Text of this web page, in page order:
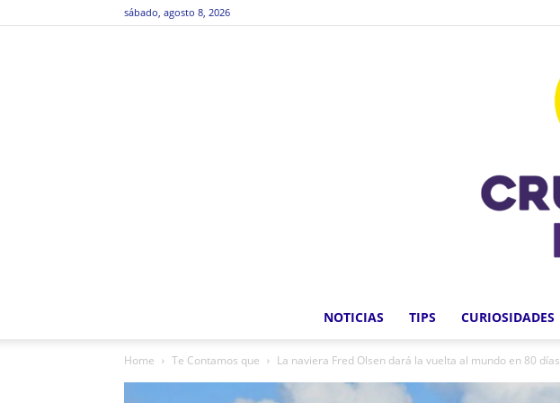
sábado, agosto 8, 2026
NOTICIAS TIPS CURIOSIDADES
Home Te Contamos que La naviera Fred Olsen dará la vuelta al mundo en 80 días